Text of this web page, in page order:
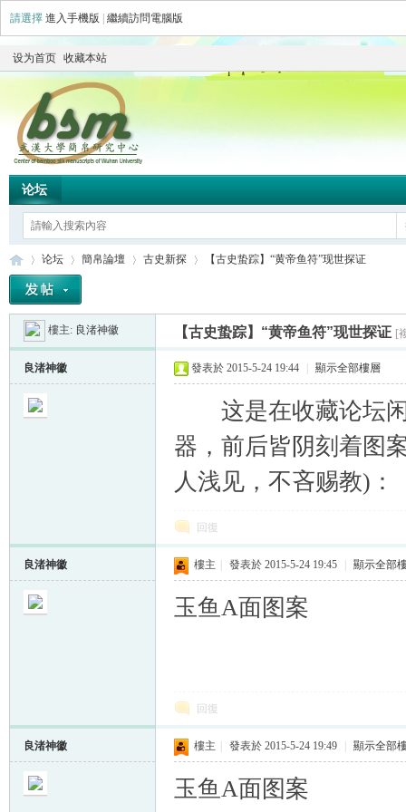
請選擇 進入手機版 繼續訪問電腦版
设为首页 收藏本站
论坛
»
论坛
›
簡帛論壇 古史新探
›
【古史蛰踪】“黄帝鱼符”现世探证
樓主: 良渚神徽 【古史蛰踪】“黄帝鱼符”现世探证 [
良渚神徽 發表於 2015-5-24 19:44 顯示全部樓層
这是在收藏论坛闲
器，前后皆阴刻着图
人浅见，不吝赐教)：
回復
良渚神徽 樓主 發表於 2015-5-24 19:45 顯示全部
玉鱼A面图案
回復
良渚神徽 樓主 發表於 2015-5-24 19:49 顯示全部
玉鱼A面图案